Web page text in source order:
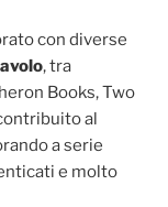
con diverse
, tra
Books, Two
al
a serie
e molto